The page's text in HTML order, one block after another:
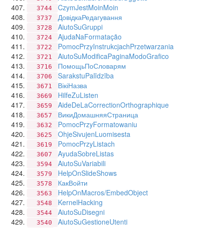
3744 CzymJestMoinMoin
3737 ДовідкаРедагування
3728 AiutoSuGruppi
3724 AjudaNaFormatação
3722 PomocPrzyInstrukcjachPrzetwarzania
3721 AiutoSuModificaPaginaModoGrafico
3716 ПомощьПоСловарям
3706 SarakstuPalīdzība
3671 ВікіНазва
3669 HilfeZuListen
3659 AideDeLaCorrectionOrthographique
3657 ВикиДомашняяСтраница
3632 PomocPrzyFormatowaniu
3625 OhjeSivujenLuomisesta
3619 PomocPrzyListach
3607 AyudaSobreListas
3594 AiutoSuVariabili
3579 HelpOnSlideShows
3578 КакВойти
3563 HelpOnMacros/EmbedObject
3548 KernelHacking
3544 AiutoSuDisegni
3540 AiutoSuGestioneUtenti